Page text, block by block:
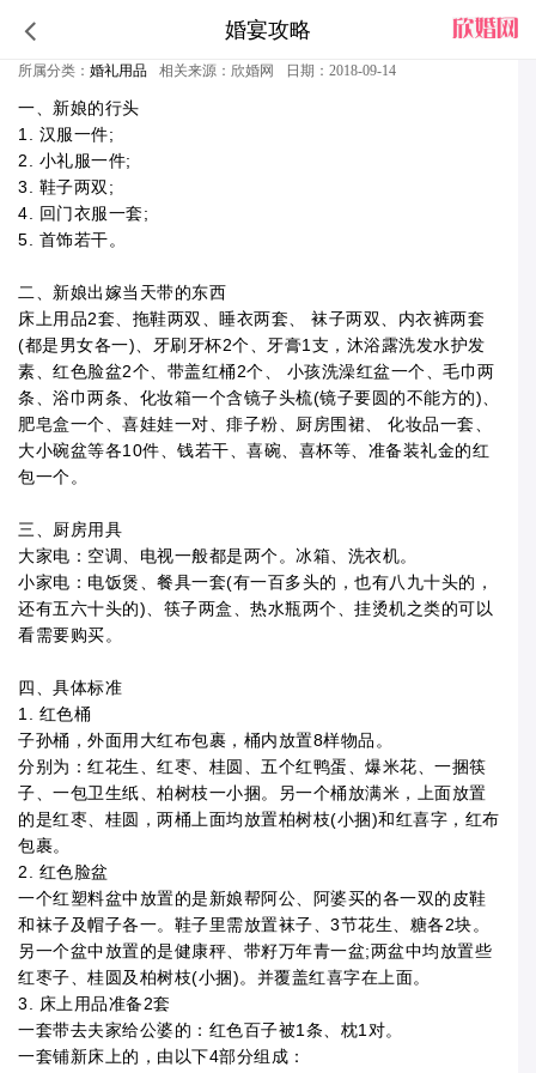
婚宴攻略
结婚女方必须买的物品清单
所属分类： 婚礼用品 相关来源：欣婚网 日期：2018-09-14
一、新娘的行头
1. 汉服一件;
2. 小礼服一件;
3. 鞋子两双;
4. 回门衣服一套;
5. 首饰若干。
二、新娘出嫁当天带的东西
床上用品2套、拖鞋两双、睡衣两套、 袜子两双、内衣裤两套
(都是男女各一)、牙刷牙杯2个、牙膏1支，沐浴露洗发水护发
素、红色脸盆2个、带盖红桶2个、 小孩洗澡红盆一个、毛巾两
条、浴巾两条、化妆箱一个含镜子头梳(镜子要圆的不能方的)、
肥皂盒一个、喜娃娃一对、痱子粉、厨房围裙、 化妆品一套、
大小碗盆等各10件、钱若干、喜碗、喜杯等、准备装礼金的红
包一个。
三、厨房用具
大家电：空调、电视一般都是两个。冰箱、洗衣机。
小家电：电饭煲、餐具一套(有一百多头的，也有八九十头的，
还有五六十头的)、筷子两盒、热水瓶两个、挂烫机之类的可以
看需要购买。
四、具体标准
1. 红色桶
子孙桶，外面用大红布包裹，桶内放置8样物品。
分别为：红花生、红枣、桂圆、五个红鸭蛋、爆米花、一捆筷
子、一包卫生纸、柏树枝一小捆。另一个桶放满米，上面放置
的是红枣、桂圆，两桶上面均放置柏树枝(小捆)和红喜字，红布
包裹。
2. 红色脸盆
一个红塑料盆中放置的是新娘帮阿公、阿婆买的各一双的皮鞋
和袜子及帽子各一。鞋子里需放置袜子、3节花生、糖各2块。
另一个盆中放置的是健康秤、带籽万年青一盆;两盆中均放置些
红枣子、桂圆及柏树枝(小捆)。并覆盖红喜字在上面。
3. 床上用品准备2套
一套带去夫家给公婆的：红色百子被1条、枕1对。
一套铺新床上的，由以下4部分组成：